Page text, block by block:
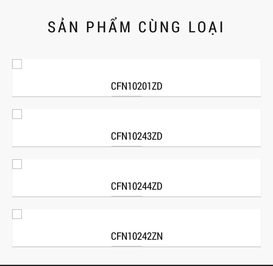
SẢN PHẨM CÙNG LOẠI
CFN10201ZD
CFN10243ZD
CFN10244ZD
CFN10242ZN